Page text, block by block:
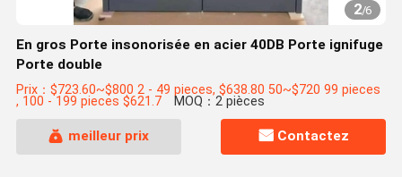
2/6
En gros Porte insonorisée en acier 40DB Porte ignifuge
Porte double
Prix：$723.60~$800 2 - 49 pieces, $638.80 50~$720 99 pieces
, 100 - 199 pieces $621.7 MOQ：2 pièces
meilleur prix Contactez